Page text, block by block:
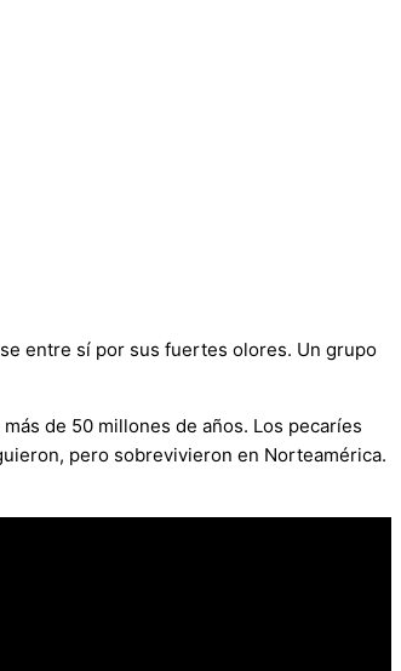
entre sí por sus fuertes olores. Un grupo
de 50 millones de años. Los pecaríes
pero sobrevivieron en Norteamérica.